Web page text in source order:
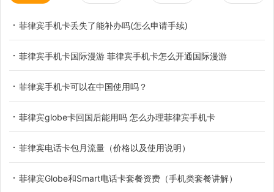
菲律宾手机卡丢失了能补办吗(怎么申请手续)
菲律宾手机卡国际漫游 菲律宾手机卡怎么开通国际漫游
菲律宾手机卡可以在中国使用吗？
菲律宾globe卡回国后能用吗 怎么办理菲律宾手机卡
菲律宾电话卡包月流量（价格以及使用说明）
菲律宾Globe和Smart电话卡套餐资费（手机类套餐讲解）